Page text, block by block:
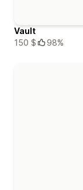
Vault
150 $
98%